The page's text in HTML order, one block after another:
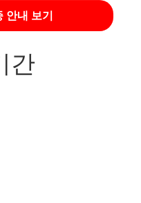
안내 보기
간